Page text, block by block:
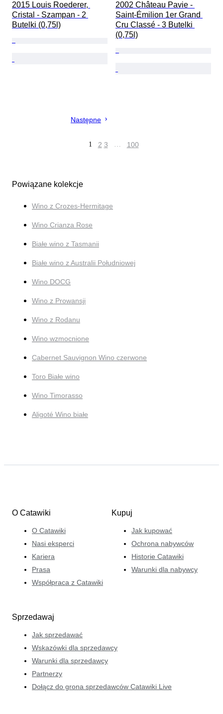
2015 Louis Roederer,
Cristal - Szampan - 2
Butelki (0,75l)
2002 Château Pavie -
Saint-Émilion 1er Grand
Cru Classé - 3 Butelki
(0,75l)
Następne
1 2 3 … 100
Powiązane kolekcje
Wino z Crozes-Hermitage
Wino Crianza Rose
Białe wino z Tasmanii
Białe wino z Australii Południowej
Wino DOCG
Wino z Prowansji
Wino z Rodanu
Wino wzmocnione
Cabernet Sauvignon Wino czerwone
Toro Białe wino
Wino Timorasso
Aligoté Wino białe
O Catawiki
O Catawiki
Nasi eksperci
Kariera
Prasa
Współpraca z Catawiki
Kupuj
Jak kupować
Ochrona nabywców
Historie Catawiki
Warunki dla nabywcy
Sprzedawaj
Jak sprzedawać
Wskazówki dla sprzedawcy
Warunki dla sprzedawcy
Partnerzy
Dołącz do grona sprzedawców Catawiki Live